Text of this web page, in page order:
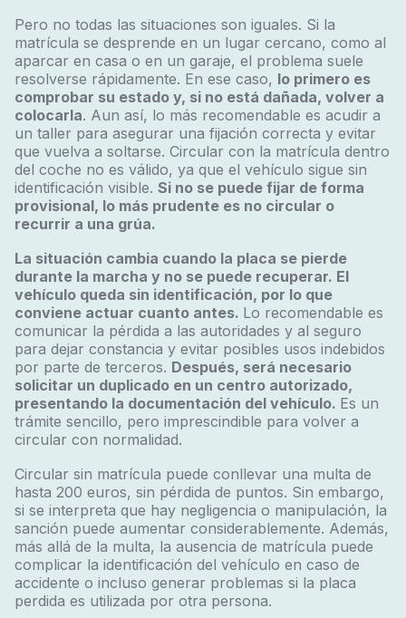
Pero no todas las situaciones son iguales. Si la
matrícula se desprende en un lugar cercano, como al
aparcar en casa o en un garaje, el problema suele
resolverse rápidamente. En ese caso, lo primero es
comprobar su estado y, si no está dañada, volver a
colocarla. Aun así, lo más recomendable es acudir a
un taller para asegurar una fijación correcta y evitar
que vuelva a soltarse. Circular con la matrícula dentro
del coche no es válido, ya que el vehículo sigue sin
identificación visible. Si no se puede fijar de forma
provisional, lo más prudente es no circular o
recurrir a una grúa.
La situación cambia cuando la placa se pierde
durante la marcha y no se puede recuperar. El
vehículo queda sin identificación, por lo que
conviene actuar cuanto antes. Lo recomendable es
comunicar la pérdida a las autoridades y al seguro
para dejar constancia y evitar posibles usos indebidos
por parte de terceros. Después, será necesario
solicitar un duplicado en un centro autorizado,
presentando la documentación del vehículo. Es un
trámite sencillo, pero imprescindible para volver a
circular con normalidad.
Circular sin matrícula puede conllevar una multa de
hasta 200 euros, sin pérdida de puntos. Sin embargo,
si se interpreta que hay negligencia o manipulación, la
sanción puede aumentar considerablemente. Además,
más allá de la multa, la ausencia de matrícula puede
complicar la identificación del vehículo en caso de
accidente o incluso generar problemas si la placa
perdida es utilizada por otra persona.